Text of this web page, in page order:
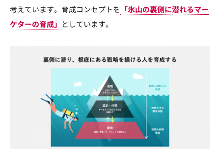
考えています。育成コンセプトを 「氷山の裏側に潜れるマー
ケターの育成」 としています。